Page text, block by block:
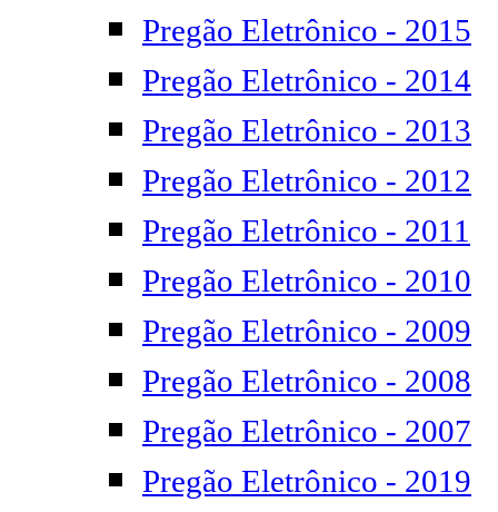
Pregão Eletrônico - 2015
Pregão Eletrônico - 2014
Pregão Eletrônico - 2013
Pregão Eletrônico - 2012
Pregão Eletrônico - 2011
Pregão Eletrônico - 2010
Pregão Eletrônico - 2009
Pregão Eletrônico - 2008
Pregão Eletrônico - 2007
Pregão Eletrônico - 2019